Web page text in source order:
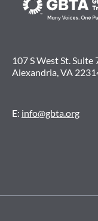
107 S West St. Suite
Alexandria, VA
E: info@gbta.org